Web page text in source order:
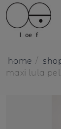
home
maxi lula